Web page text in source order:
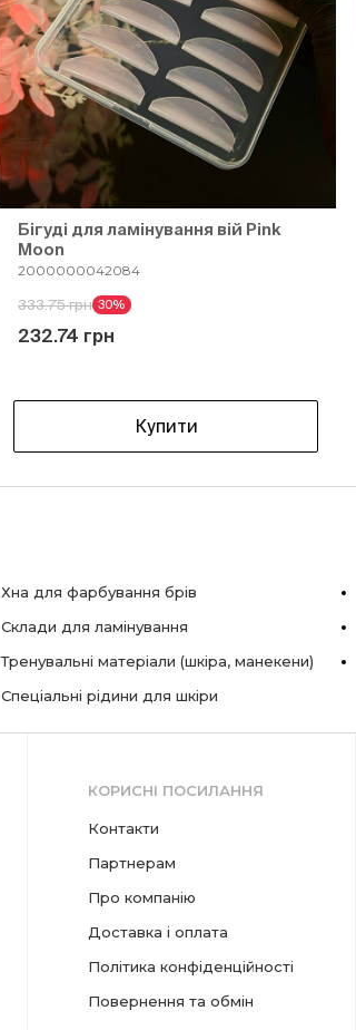
Бігуді для ламінування вій Pink
Moon
2000000042084
333.75 грн 30%
232.74 грн
Купити
Хна для фарбування брів
Склади для ламінування
Тренувальні матеріали (шкіра, манекени)
Спеціальні рідини для шкіри
КОРИСНІ ПОСИЛАННЯ
Контакти
Партнерам
Про компанію
Доставка і оплата
Політика конфіденційності
Повернення та обмін